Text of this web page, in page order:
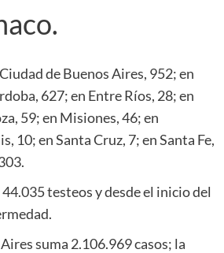
de Buenos Aires, 952; en
627; en Entre Ríos, 28; en
59; en Misiones, 46; en
10; en Santa Cruz, 7; en Santa Fe,
testeos y desde el inicio del
suma 2.106.969 casos; la